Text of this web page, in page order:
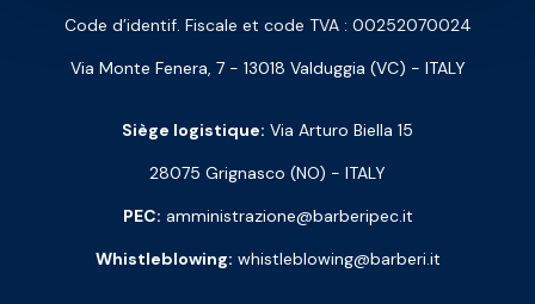
Code d’identif. Fiscale et code TVA : 00252070024
Via Monte Fenera, 7 - 13018 Valduggia (VC) - ITALY
Siège logistique: Via Arturo Biella 15
28075 Grignasco (NO) - ITALY
PEC: amministrazione@barberipec.it
Whistleblowing: whistleblowing@barberi.it